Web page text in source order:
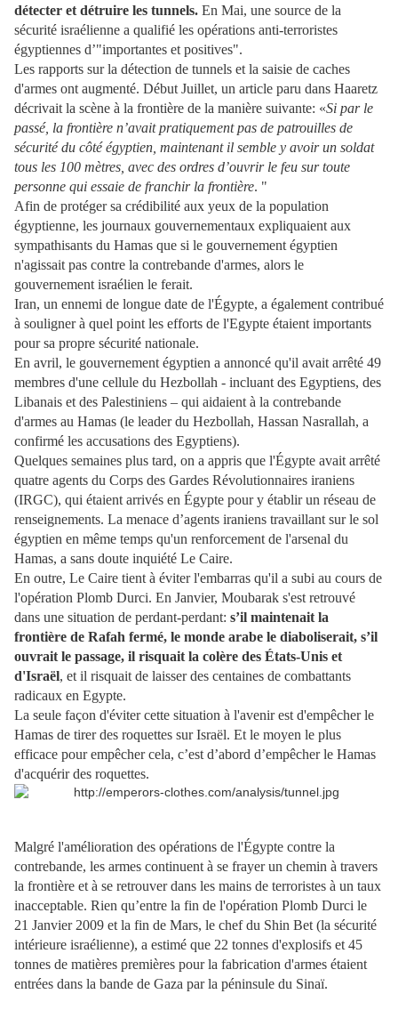
détecter et détruire les tunnels. En Mai, une source de la
sécurité israélienne a qualifié les opérations anti-terroristes
égyptiennes d’"importantes et positives".
Les rapports sur la détection de tunnels et la saisie de caches
d'armes ont augmenté. Début Juillet, un article paru dans Haaretz
décrivait la scène à la frontière de la manière suivante: «Si par le
passé, la frontière n’avait pratiquement pas de patrouilles de
sécurité du côté égyptien, maintenant il semble y avoir un soldat
tous les 100 mètres, avec des ordres d’ouvrir le feu sur toute
personne qui essaie de franchir la frontière. "
Afin de protéger sa crédibilité aux yeux de la population
égyptienne, les journaux gouvernementaux expliquaient aux
sympathisants du Hamas que si le gouvernement égyptien
n'agissait pas contre la contrebande d'armes, alors le
gouvernement israélien le ferait.
Iran, un ennemi de longue date de l'Égypte, a également contribué
à souligner à quel point les efforts de l'Egypte étaient importants
pour sa propre sécurité nationale.
En avril, le gouvernement égyptien a annoncé qu'il avait arrêté 49
membres d'une cellule du Hezbollah - incluant des Egyptiens, des
Libanais et des Palestiniens – qui aidaient à la contrebande
d'armes au Hamas (le leader du Hezbollah, Hassan Nasrallah, a
confirmé les accusations des Egyptiens).
Quelques semaines plus tard, on a appris que l'Égypte avait arrêté
quatre agents du Corps des Gardes Révolutionnaires iraniens
(IRGC), qui étaient arrivés en Égypte pour y établir un réseau de
renseignements. La menace d’agents iraniens travaillant sur le sol
égyptien en même temps qu'un renforcement de l'arsenal du
Hamas, a sans doute inquiété Le Caire.
En outre, Le Caire tient à éviter l'embarras qu'il a subi au cours de
l'opération Plomb Durci. En Janvier, Moubarak s'est retrouvé
dans une situation de perdant-perdant: s’il maintenait la
frontière de Rafah fermé, le monde arabe le diaboliserait, s’il
ouvrait le passage, il risquait la colère des États-Unis et
d'Israël, et il risquait de laisser des centaines de combattants
radicaux en Egypte.
La seule façon d'éviter cette situation à l'avenir est d'empêcher le
Hamas de tirer des roquettes sur Israël. Et le moyen le plus
efficace pour empêcher cela, c’est d’abord d’empêcher le Hamas
d'acquérir des roquettes.
Malgré l'amélioration des opérations de l'Égypte contre la
contrebande, les armes continuent à se frayer un chemin à travers
la frontière et à se retrouver dans les mains de terroristes à un taux
inacceptable. Rien qu’entre la fin de l'opération Plomb Durci le
21 Janvier 2009 et la fin de Mars, le chef du Shin Bet (la sécurité
intérieure israélienne), a estimé que 22 tonnes d'explosifs et 45
tonnes de matières premières pour la fabrication d'armes étaient
entrées dans la bande de Gaza par la péninsule du Sinaï.